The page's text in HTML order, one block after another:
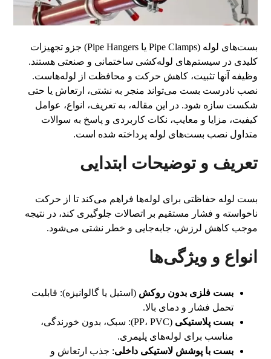
بست‌های لوله (Pipe Clamps یا Pipe Hangers) جزو تجهیزات
کلیدی در سیستم‌های لوله‌کشی ساختمانی و صنعتی هستند.
وظیفه آنها تثبیت، کاهش حرکت و محافظت از لوله‌هاست.
نصب نادرست بست می‌تواند منجر به نشتی، ارتعاش یا حتی
شکست سازه شود. در این مقاله، به تعریف، انواع، عوامل
کیفیت، مزایا و معایب، نکات کاربردی و پاسخ به سوالات
متداول نصب بست‌های لوله پرداخته شده است.
تعریف و توضیحات ابتدایی
بست لوله حفاظتی برای لوله‌ها فراهم می‌کند تا از حرکت
ناخواسته و فشار مستقیم بر اتصالات جلوگیری کند، در نتیجه
موجب کاهش لرزش، جابه‌جایی و خطر نشتی می‌شود.
انواع و ویژگی‌ها
بست فلزی بدون روکش (استیل یا گالوانیزه): قابلیت
تحمل فشار و دمای بالا.
بست پلاستیکی
(PP، PVC): سبک، بدون خورندگی،
مناسب برای لوله‌های پلیمری.
بست با پوشش لاستیکی داخلی: جذب ارتعاش و